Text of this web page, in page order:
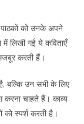
पाठकों को उनके अपने
लिखी गई ये कविताएँ
करती हैं।
बल्कि उन सभी के लिए
करना चाहते हैं। काव्य
को स्पर्श करती है।